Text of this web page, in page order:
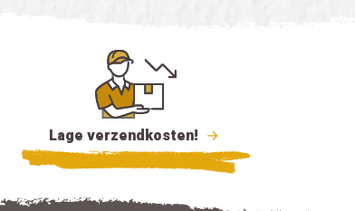
Lage verzendkosten!